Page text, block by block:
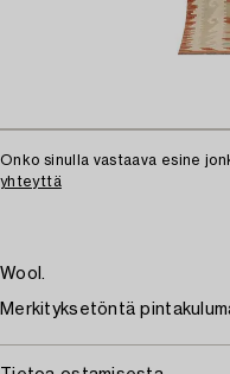
Onko sinulla vastaava esine
yhteyttä
Wool.
Merkityksetöntä